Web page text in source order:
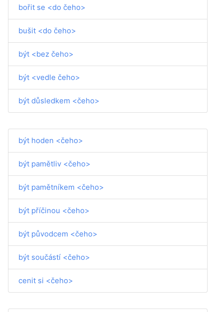
bořit se <do čeho>
bušit <do čeho>
být <bez čeho>
být <vedle čeho>
být důsledkem <čeho>
být hoden <čeho>
být pamětliv <čeho>
být pamětníkem <čeho>
být příčinou <čeho>
být původcem <čeho>
být součástí <čeho>
cenit si <čeho>